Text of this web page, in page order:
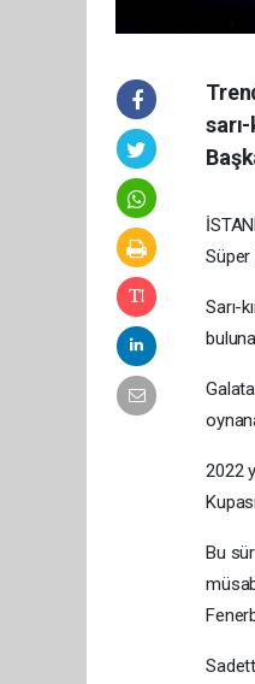
Süper
Sarı-
2022
Bu